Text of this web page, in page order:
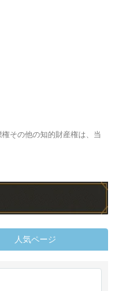
その他の知的財産権は、当
人気ページ